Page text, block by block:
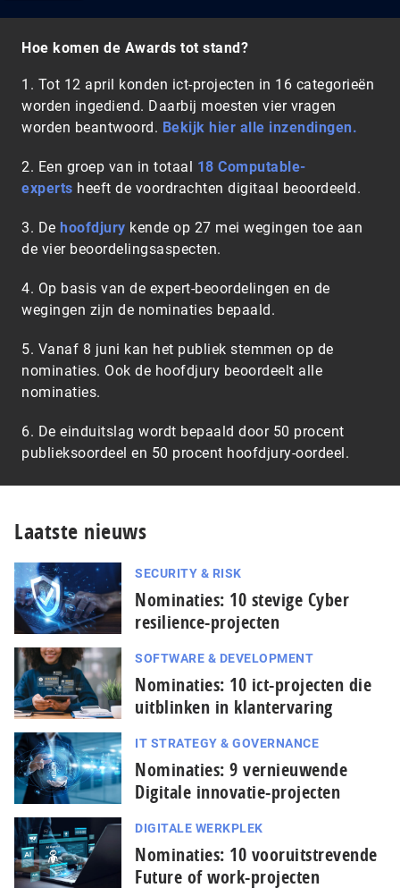
Hoe komen de Awards tot stand?
1. Tot 12 april konden ict-projecten in 16 categorieën
worden ingediend. Daarbij moesten vier vragen
worden beantwoord. Bekijk hier alle inzendingen.
2. Een groep van in totaal 18 Computable-
experts heeft de voordrachten digitaal beoordeeld.
3. De hoofdjury kende op 27 mei wegingen toe aan
de vier beoordelingsaspecten.
4. Op basis van de expert-beoordelingen en de
wegingen zijn de nominaties bepaald.
5. Vanaf 8 juni kan het publiek stemmen op de
nominaties. Ook de hoofdjury beoordeelt alle
nominaties.
6. De einduitslag wordt bepaald door 50 procent
publieksoordeel en 50 procent hoofdjury-oordeel.
Laatste nieuws
SECURITY & RISK
Nominaties: 10 stevige Cyber
resilience-projecten
SOFTWARE & DEVELOPMENT
Nominaties: 10 ict-projecten die
uitblinken in klantervaring
IT STRATEGY & GOVERNANCE
Nominaties: 9 ver­nieu­wen­de
Digitale innovatie-projecten
DIGITALE WERKPLEK
Nominaties: 10 vooruitstrevende
Future of work-projecten